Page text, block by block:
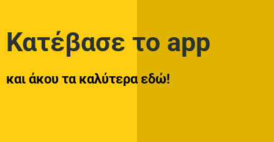
Κατέβασε το app
και άκου τα καλύτερα εδώ!